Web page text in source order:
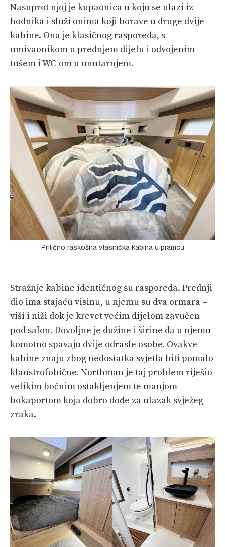
Nasuprot njoj je kupaonica u koju se ulazi iz
hodnika i služi onima koji borave u druge dvije
kabine. Ona je klasičnog rasporeda, s
umivaonikom u prednjem dijelu i odvojenim
tušem i WC-om u unutarnjem.
Prilično raskošna vlasnička kabina u pramcu
Stražnje kabine identičnog su rasporeda. Prednji
dio ima stajaću visinu, u njemu su dva ormara –
viši i niži dok je krevet većim dijelom zavučen
pod salon. Dovoljne je dužine i širine da u njemu
komotno spavaju dvije odrasle osobe. Ovakve
kabine znaju zbog nedostatka svjetla biti pomalo
klaustrofobične. Northman je taj problem riješio
velikim bočnim ostakljenjem te manjom
bokaportom koja dobro dođe za ulazak svježeg
zraka.